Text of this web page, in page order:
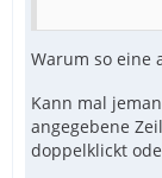
Warum so eine
Kann mal
angegebene
doppelklickt